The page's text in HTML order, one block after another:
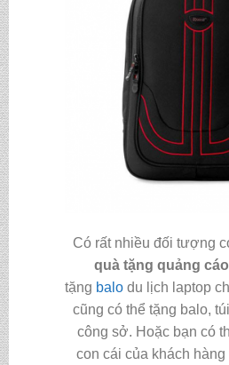
Có rất nhiều đối tượng
quà tặng quảng cáo
tặng balo du lịch laptop
cũng có thể tặng balo,
công sở. Hoặc bạn có
con cái của khách